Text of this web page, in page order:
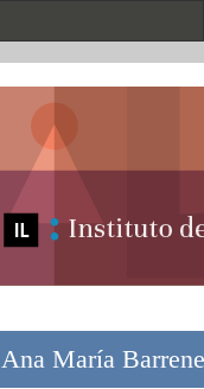
Ana María